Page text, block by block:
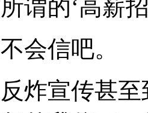
的‘高薪招
信吧。
宣传甚至